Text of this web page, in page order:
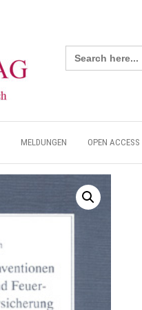
Search
for:
MELDUNGEN OPEN ACCESS